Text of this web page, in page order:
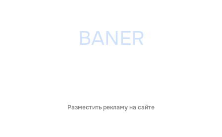
Разместить рекламу на сайте